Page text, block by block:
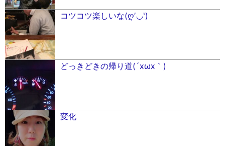
コツコツ楽しいな(ღ′◡︎‵)
どっきどきの帰り道(´xωx｀)
変化